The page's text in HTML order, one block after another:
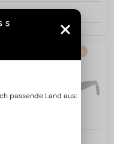
EUR
-20%
passende Land aus: